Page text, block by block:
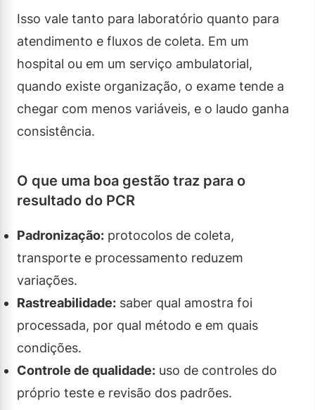
Isso vale tanto para laboratório quanto para
atendimento e fluxos de coleta. Em um
hospital ou em um serviço ambulatorial,
quando existe organização, o exame tende a
chegar com menos variáveis, e o laudo ganha
consistência.
O que uma boa gestão traz para o
resultado do PCR
Padronização: protocolos de coleta,
transporte e processamento reduzem
variações.
Rastreabilidade: saber qual amostra foi
processada, por qual método e em quais
condições.
Controle de qualidade: uso de controles do
próprio teste e revisão dos padrões.